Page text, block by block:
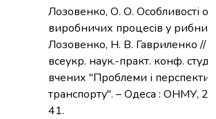
Лозовенко, О. О. Особливості
виробничих процесів у
Лозовенко, Н. В. Гавриленко //
всеукр. наук.-практ. конф.
вчених "Проблеми і
транспорту". – Одеса : ОНМУ,
41.